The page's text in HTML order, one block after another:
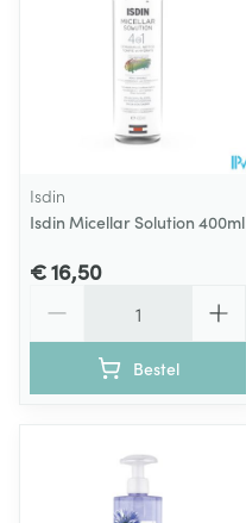
Isdin
Isdin Micellar Solution 400ml
€ 16,50
Bestel